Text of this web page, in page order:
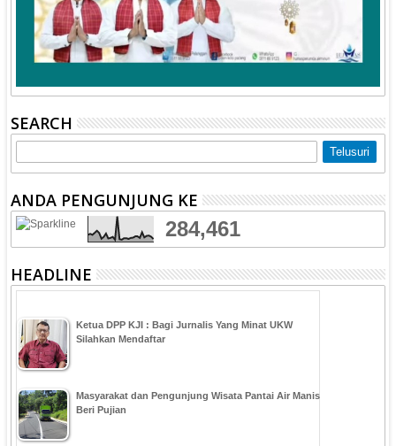
SEARCH
ANDA PENGUNJUNG KE
284,461
HEADLINE
Ketua DPP KJI : Bagi Jurnalis Yang Minat UKW
Silahkan Mendaftar
Masyarakat dan Pengunjung Wisata Pantai Air Manis
Beri Pujian